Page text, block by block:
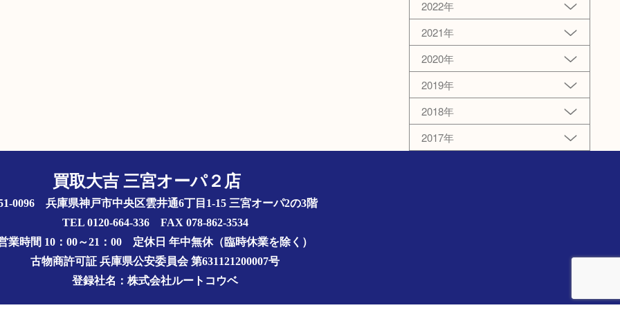
2022年
2021年
2020年
2019年
2018年
2017年
買取大吉 三宮オーパ２店
0096 兵庫県神戸市中央区雲井通6丁目1-15 三宮オーパ2の3階
TEL 0120-664-336 FAX 078-862-3534
業時間 10：00～21：00 定休日 年中無休（臨時休業を除く）
古物商許可証 兵庫県公安委員会 第631121200007号
登録社名：株式会社ルートコウベ